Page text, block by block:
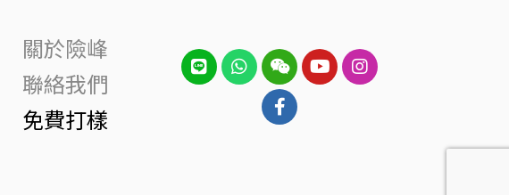
關於險峰
聯絡我們
免費打樣